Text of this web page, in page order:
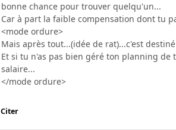
bonne chance pour trouver quelqu'un...
Car à part la faible compensation dont tu
<mode ordure>
Mais après tout...(idée de rat)...c'est
Et si tu n'as pas bien géré ton planning de
salaire...
</mode ordure>
Citer